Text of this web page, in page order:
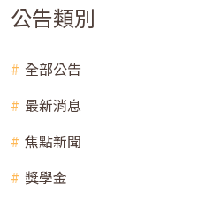
公告類別
全部公告
最新消息
焦點新聞
獎學金